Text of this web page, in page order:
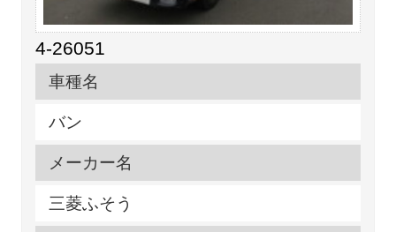
4-26051
車種名
バン
メーカー名
三菱ふそう